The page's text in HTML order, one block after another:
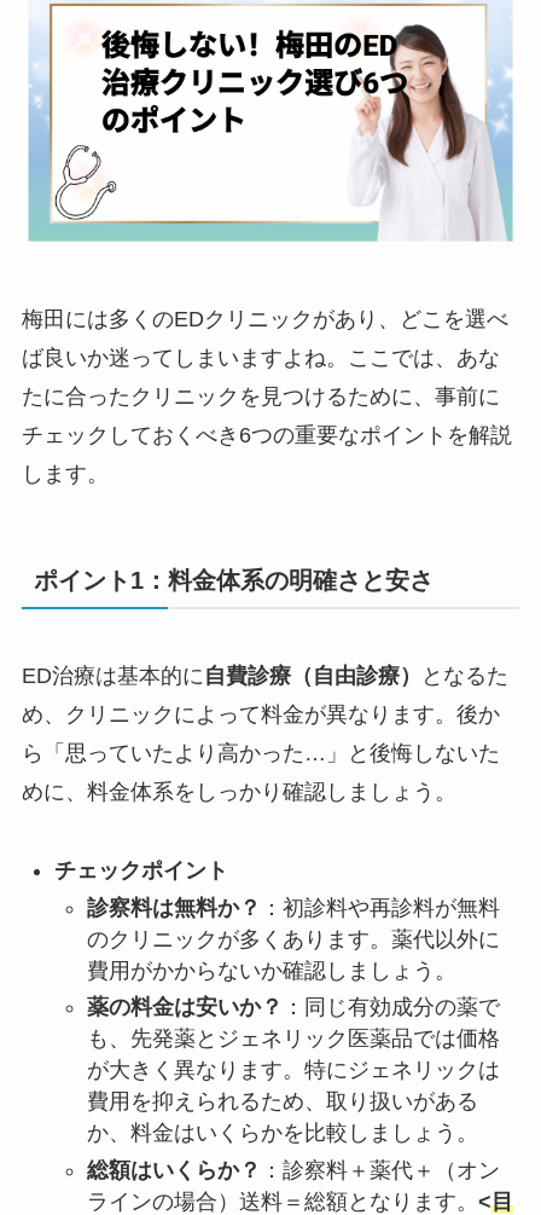
梅田には多くのEDクリニックがあり、どこを選べ
ば良いか迷ってしまいますよね。ここでは、あな
たに合ったクリニックを見つけるために、事前に
チェックしておくべき6つの重要なポイントを解説
します。
ポイント1：料金体系の明確さと安さ
ED治療は基本的に自費診療（自由診療）
となるた
め、クリニックによって料金が異なります。後か
ら「思っていたより高かった…」と後悔しないた
めに、料金体系をしっかり確認しましょう。
チェックポイント
診察料は無料か？ ：初診料や再診料が無料
のクリニックが多くあります。薬代以外に
費用がかからないか確認しましょう。
薬の料金は安いか？ ：同じ有効成分の薬で
も、先発薬とジェネリック医薬品では価格
が大きく異なります。特にジェネリックは
費用を抑えられるため、取り扱いがある
か、料金はいくらかを比較しましょう。
総額はいくらか？ ：診察料＋薬代＋（オン
ラインの場合）送料＝総額となります。 <目